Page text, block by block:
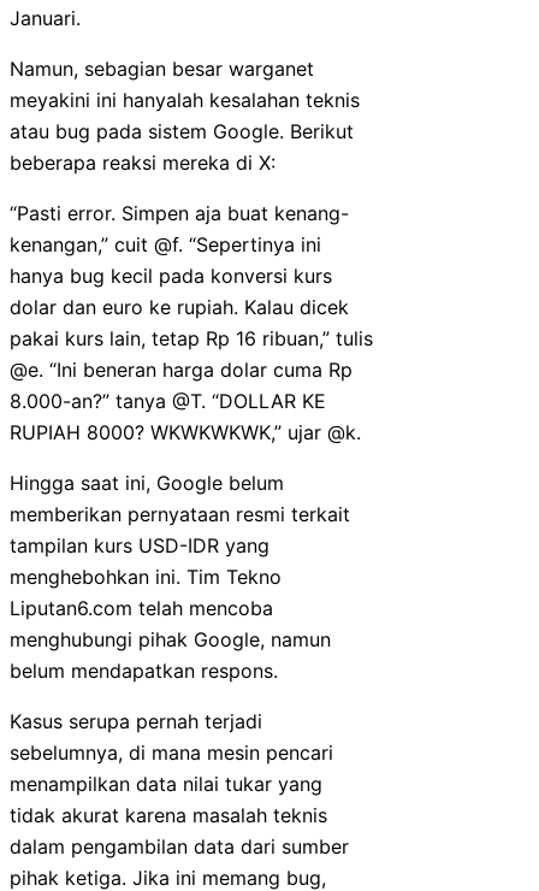
Januari.
Namun, sebagian besar warganet
meyakini ini hanyalah kesalahan teknis
atau bug pada sistem Google. Berikut
beberapa reaksi mereka di X:
“Pasti error. Simpen aja buat kenang-
kenangan,” cuit @f. “Sepertinya ini
hanya bug kecil pada konversi kurs
dolar dan euro ke rupiah. Kalau dicek
pakai kurs lain, tetap Rp 16 ribuan,” tulis
@e. “Ini beneran harga dolar cuma Rp
8.000-an?” tanya @T. “DOLLAR KE
RUPIAH 8000? WKWKWKWK,” ujar @k.
Hingga saat ini, Google belum
memberikan pernyataan resmi terkait
tampilan kurs USD-IDR yang
menghebohkan ini. Tim Tekno
Liputan6.com telah mencoba
menghubungi pihak Google, namun
belum mendapatkan respons.
Kasus serupa pernah terjadi
sebelumnya, di mana mesin pencari
menampilkan data nilai tukar yang
tidak akurat karena masalah teknis
dalam pengambilan data dari sumber
pihak ketiga. Jika ini memang bug,